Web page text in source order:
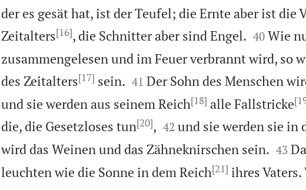
der es gesät hat, ist der Teufel; die Ernte aber ist die
Zeitalters[16], die Schnitter aber sind Engel.
40 Wie
zusammengelesen und im Feuer verbrannt wird, so
des Zeitalters[17] sein.
41 Der Sohn des Menschen
und sie werden aus seinem Reich[18] alle Fallstricke
die, die Gesetzloses tun[20],
42 und sie werden sie in
wird das Weinen und das Zähneknirschen sein.
43
leuchten wie die Sonne in dem Reich[21] ihres